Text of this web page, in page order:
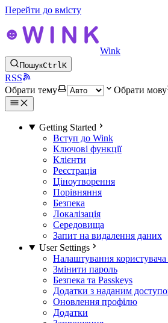
Перейти до вмісту
Wink
ПошукCtrlK
RSS
Обрати тему
Обрати мову
Getting Started
Вступ до Wink
Ключові функції
Клієнти
Реєстрація
Ціноутворення
Порівняння
Безпека
Локалізація
Середовища
Запит на видалення даних
User Settings
Налаштування
Змінити пароль
Безпека та Passkeys
Додатки з наданим
Оновлення профілю
Додатки